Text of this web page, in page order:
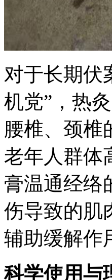
对于长期伏
机党”，热
腰椎、颈椎
老年人群体
膏温通经络
伤导致的肌
辅助缓解作
科学使用与